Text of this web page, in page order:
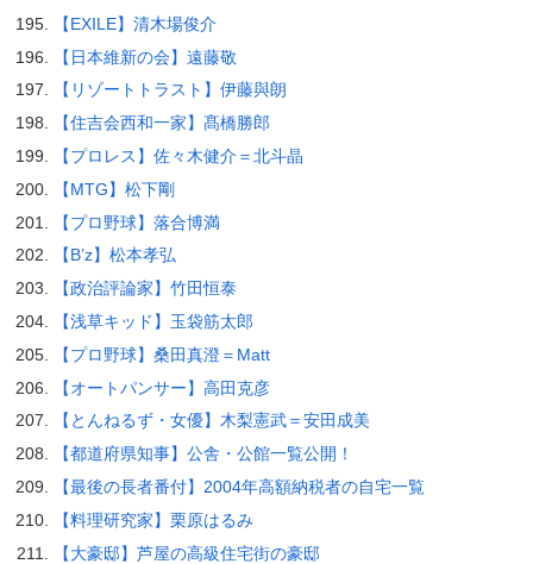
【EXILE】清木場俊介
【日本維新の会】遠藤敬
【リゾートトラスト】伊藤與朗
【住吉会西和一家】髙橋勝郎
【プロレス】佐々木健介＝北斗晶
【MTG】松下剛
【プロ野球】落合博満
【B’z】松本孝弘
【政治評論家】竹田恒泰
【浅草キッド】玉袋筋太郎
【プロ野球】桑田真澄＝Matt
【オートパンサー】高田克彦
【とんねるず・女優】木梨憲武＝安田成美
【都道府県知事】公舎・公館一覧公開！
【最後の長者番付】2004年高額納税者の自宅一覧
【料理研究家】栗原はるみ
【大豪邸】芦屋の高級住宅街の豪邸